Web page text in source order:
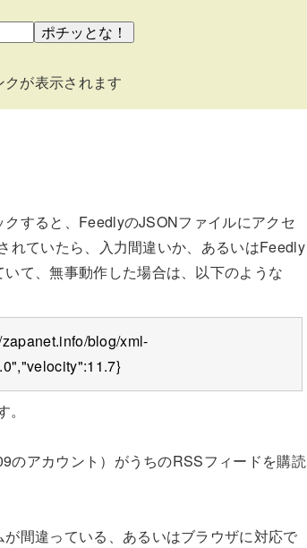
クが表示されます
すると、FeedlyのJSONファイルにアクセ
れていたら、入力間違いか、あるいはFeedly
て、無事動作した場合は、以下のような
blog/xml-
のアカウント）がうちのRSSフィードを購読
間違っている、あるいはブラウザに対応で